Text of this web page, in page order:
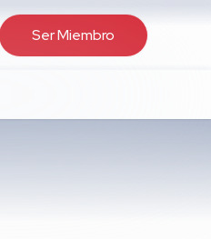
Ser Miembro